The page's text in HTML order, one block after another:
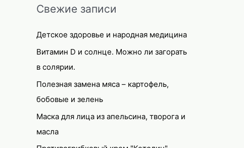
r
h
f
o
r
:
Свежие записи
Детское здоровье и народная медицина
Витамин D и солнце. Можно ли загорать
в солярии.
Полезная замена мяса – картофель,
бобовые и зелень
Маска для лица из апельсина, творога и
масла